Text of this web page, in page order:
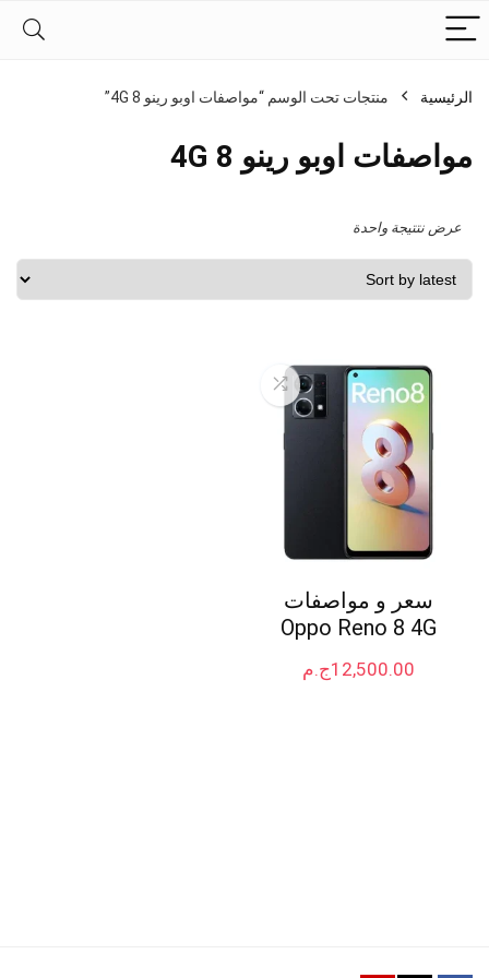
الرئيسية منتجات تحت الوسم “مواصفات اوبو رينو 8 4G”
مواصفات اوبو رينو 8 4G
عرض نتتيجة واحدة
سعر و مواصفات
Oppo Reno 8 4G
ج.م12,500.00